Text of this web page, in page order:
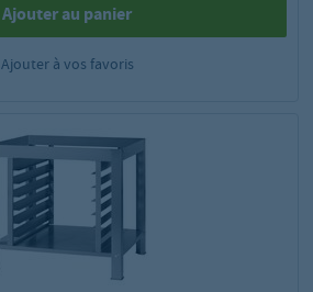
Ajouter au panier
Ajouter à vos favoris